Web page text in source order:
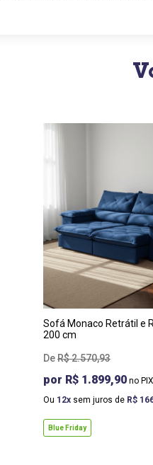
LARGURA:
200 CM
PROF:
100 CM
ALTURA:
Sofá Monaco Retrátil e
200 cm
R$2.570,93
R$ 1.899,90
Ou 12 sem juros de R$
Blue Friday